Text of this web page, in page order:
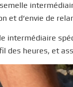
et d’envie de
intermédiaire
des heures, et